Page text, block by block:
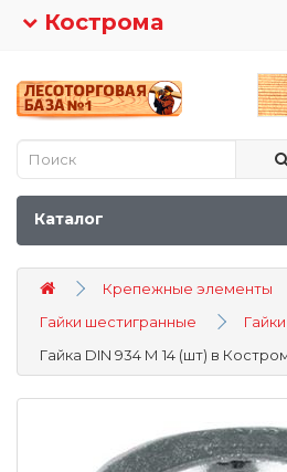
Кострома
Каталог
Крепежные элементы
Гайки шестигранные
Гайка DIN 934 М 14 (шт) в